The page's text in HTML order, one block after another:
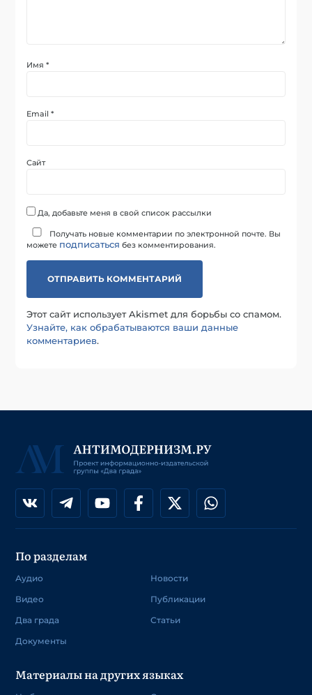
Имя*
Email*
Сайт
Да, добавьте меня в свой список рассылки
Получать новые комментарии по электронной почте. Вы
можете подписаться без комментирования.
Этот сайт использует Akismet для борьбы со спамом.
Узнайте, как обрабатываются ваши данные
комментариев.
По разделам
Аудио
Видео
Два града
Документы
Новости
Публикации
Статьи
Материалы на других языках